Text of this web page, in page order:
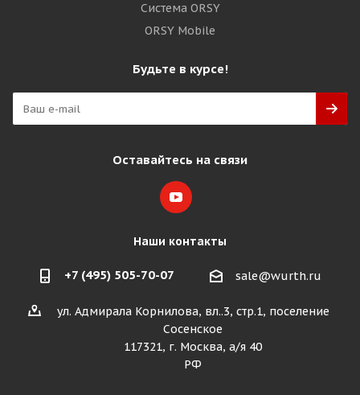
Система ORSY
ORSY Mobile
Будьте в курсе!
Оставайтесь на связи
Наши контакты
+7 (495) 505-70-07 sale@wurth.ru
ул. Адмирала Корнилова, вл..3, стр.1, поселение
Сосенское
117321, г. Москва, а/я 40
РФ